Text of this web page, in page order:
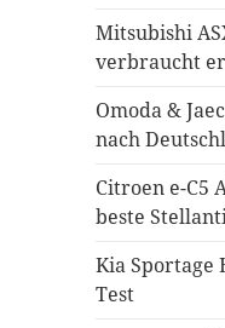
Mitsubishi
verbraucht
Omoda &
nach
Citroen e-C5
beste
Kia Sportage
Test